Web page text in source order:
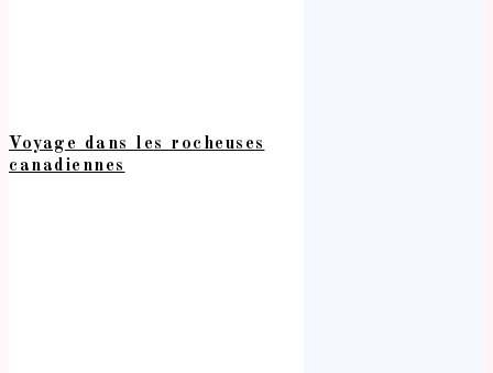
Voyage dans les rocheuses
canadiennes